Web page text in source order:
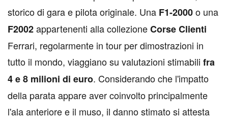
storico di gara e pilota originale. Una F1-2000o una
F2002appartenenti alla collezioneCorse Clienti
Ferrari, regolarmente in tour per dimostrazioni in
tutto il mondo, viaggiano su valutazioni stimabili fra
4 e 8 milioni di euro. Considerando che l'impatto
della parata appare aver coinvolto principalmente
l'ala anteriore e il muso, il danno stimato si attesta